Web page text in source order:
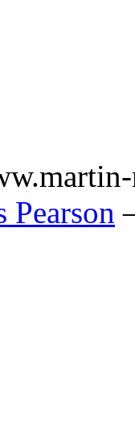
Pearson